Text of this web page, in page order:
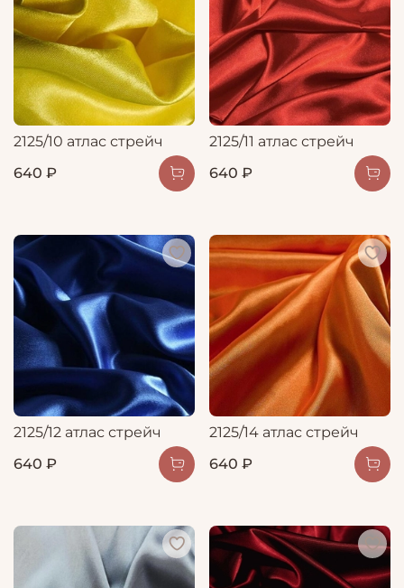
2125/10 атлас стрейч
640 ₽
2125/11 атлас стрейч
640 ₽
2125/12 атлас стрейч
640 ₽
2125/14 атлас стрейч
640 ₽